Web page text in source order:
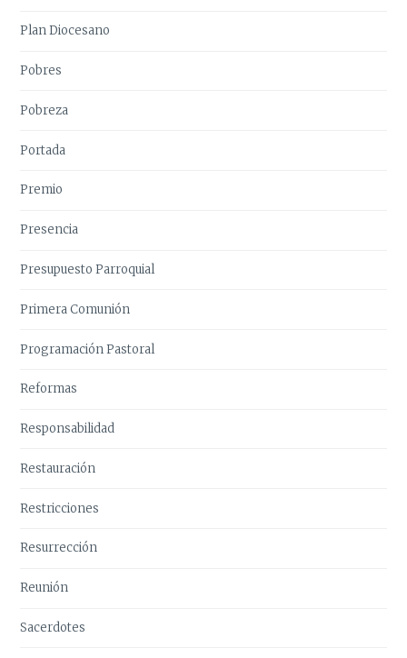
Plan Diocesano
Pobres
Pobreza
Portada
Premio
Presencia
Presupuesto Parroquial
Primera Comunión
Programación Pastoral
Reformas
Responsabilidad
Restauración
Restricciones
Resurrección
Reunión
Sacerdotes